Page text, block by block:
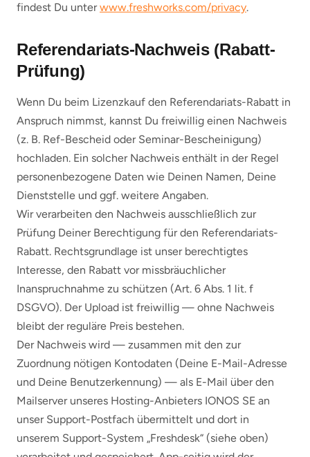
findest Du unterwww.freshworks.com/privacy.
Referendariats-Nachweis (Rabatt-
Prüfung)
Wenn Du beim Lizenzkauf den Referendariats-Rabatt in
Anspruch nimmst, kannst Du freiwillig einen Nachweis
(z. B. Ref-Bescheid oder Seminar-Bescheinigung)
hochladen. Ein solcher Nachweis enthält in der Regel
personenbezogene Daten wie Deinen Namen, Deine
Dienststelle und ggf. weitere Angaben.
Wir verarbeiten den Nachweis ausschließlich zur
Prüfung Deiner Berechtigung für den Referendariats-
Rabatt. Rechtsgrundlage ist unser berechtigtes
Interesse, den Rabatt vor missbräuchlicher
Inanspruchnahme zu schützen (Art. 6 Abs. 1 lit. f
DSGVO). Der Upload ist freiwillig — ohne Nachweis
bleibt der reguläre Preis bestehen.
Der Nachweis wird — zusammen mit den zur
Zuordnung nötigen Kontodaten (Deine E-Mail-Adresse
und Deine Benutzerkennung) — als E-Mail über den
Mailserver unseres Hosting-Anbieters IONOS SE an
unser Support-Postfach übermittelt und dort in
unserem Support-System „Freshdesk“ (siehe oben)